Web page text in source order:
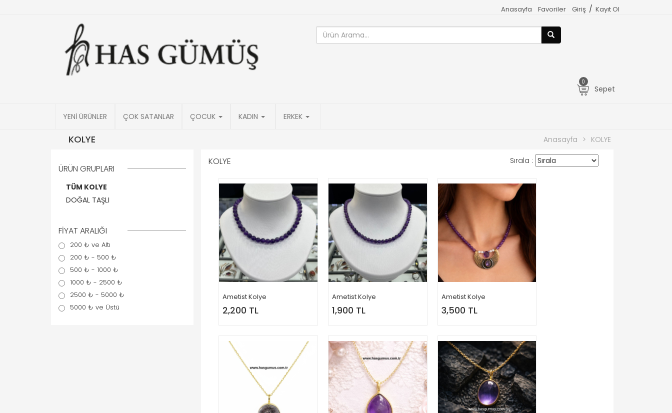
Giriş / Kayıt Ol
Favoriler
Anasayfa
0
Sepet
YENİ ÜRÜNLER ÇOK SATANLAR ÇOCUK KADIN ERKEK
KOLYE Anasayfa > KOLYE
ÜRÜN GRUPLARI
TÜM KOLYE
DOĞAL TAŞLI
FİYAT ARALIĞI
200 ₺ ve Altı
200 ₺ - 500 ₺
500 ₺ - 1000 ₺
1000 ₺ - 2500 ₺
2500 ₺ - 5000 ₺
5000 ₺ ve Üstü
KOLYE Sırala :
Ametist Kolye
2,200 TL
Ametist Kolye
1,900 TL
Ametist Kolye
3,500 TL